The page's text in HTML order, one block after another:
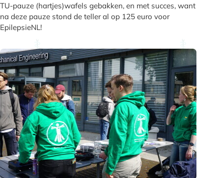
TU-pauze (hartjes)wafels gebakken, en met succes, want
na deze pauze stond de teller al op 125 euro voor
EpilepsieNL!